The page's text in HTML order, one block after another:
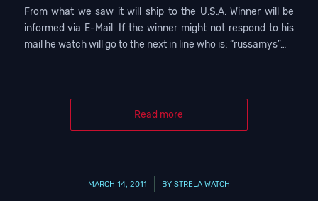
From what we saw it will ship to the U.S.A. Winner will be
informed via E-Mail. If the winner might not respond to his
mail he watch will go to the next in line who is: “russamys”…
Read more
MARCH 14, 2011
/ BY STRELA WATCH